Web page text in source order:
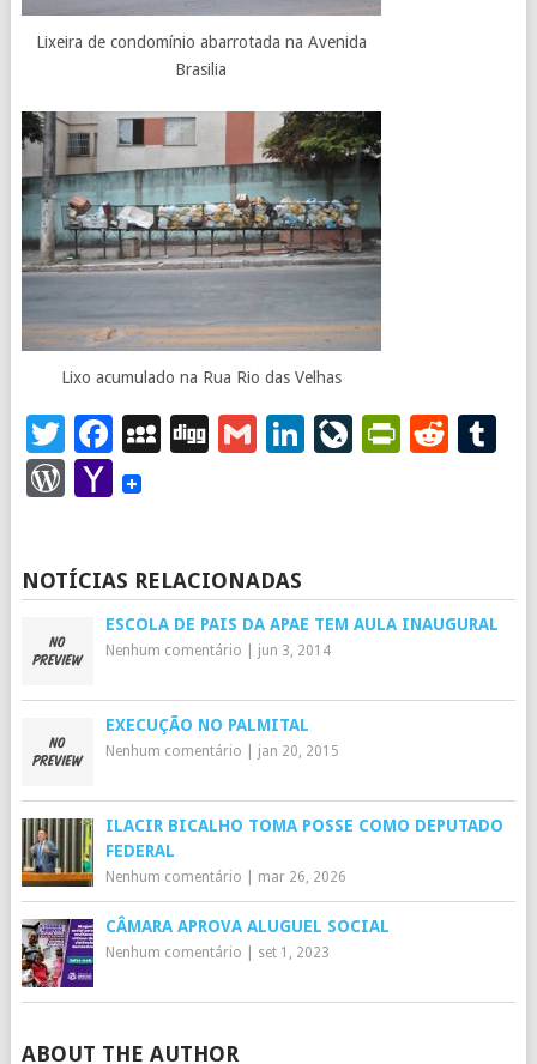
Lixeira de condomínio abarrotada na Avenida
Brasilia
Lixo acumulado na Rua Rio das Velhas
Twitter
Facebook
MySpace
DiggGmailLinkedIn
WordPress
Yahoo
NOTÍCIAS RELACIONADAS
ESCOLA DE PAIS DA APAE TEM AULA INAUGURAL
Nenhum comentário jun 3, 2014
EXECUÇÃO NO PALMITAL
Nenhum comentário jan 20, 2015
ILACIR BICALHO TOMA POSSE COMO DEPUTADO
FEDERAL
Nenhum comentário mar 26, 2026
CÂMARA APROVA ALUGUEL SOCIAL
Nenhum comentário set 1, 2023
ABOUT THE AUTHOR